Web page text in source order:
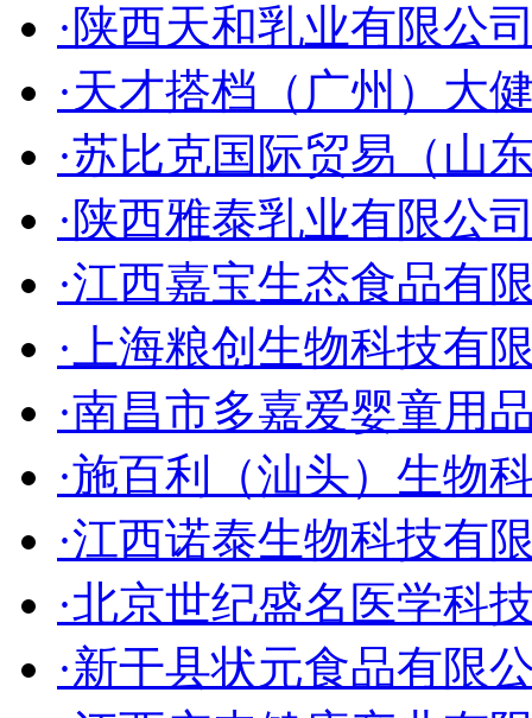
·陕西天和乳业有限公
·天才搭档（广州）大
·苏比克国际贸易（山
·陕西雅泰乳业有限公
·江西嘉宝生态食品有
·上海粮创生物科技有
·南昌市多嘉爱婴童用
·施百利（汕头）生物
·江西诺泰生物科技有
·北京世纪盛名医学科
·新干县状元食品有限